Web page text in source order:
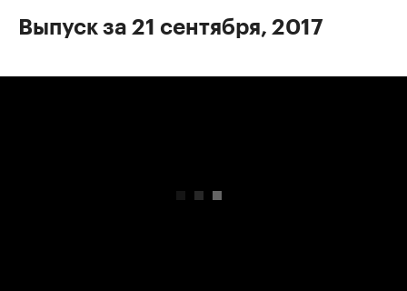
Выпуск за 21 сентября, 2017